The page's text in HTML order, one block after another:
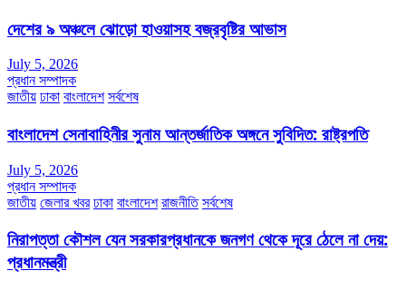
দেশের ৯ অঞ্চলে ঝোড়ো হাওয়াসহ বজ্রবৃষ্টির আভাস
July 5, 2026
প্রধান সম্পাদক
জাতীয় ঢাকা বাংলাদেশ সর্বশেষ
বাংলাদেশ সেনাবাহিনীর সুনাম আন্তর্জাতিক অঙ্গনে সুবিদিত: রাষ্ট্রপতি
July 5, 2026
প্রধান সম্পাদক
জাতীয় জেলার খবর ঢাকা বাংলাদেশ রাজনীতি সর্বশেষ
নিরাপত্তা কৌশল যেন সরকারপ্রধানকে জনগণ থেকে দূরে ঠেলে না দেয়:
প্রধানমন্ত্রী